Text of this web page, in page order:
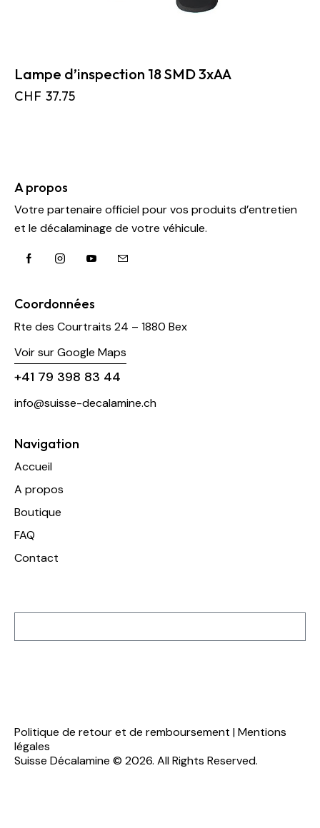
Lampe d’inspection 18 SMD 3xAA
CHF 37.75
A propos
Votre partenaire officiel pour vos produits d’entretien
et le décalaminage de votre véhicule.
Coordonnées
Rte des Courtraits 24 – 1880 Bex
Voir sur Google Maps
+41 79 398 83 44
info@suisse-decalamine.ch
Navigation
Accueil
A propos
Boutique
FAQ
Contact
Politique de retour et de remboursement |Mentions
légales
Suisse Décalamine © 2026. All Rights Reserved.